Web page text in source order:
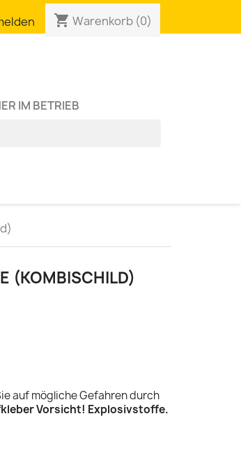
shopping_cart Warenkorb (0)
IM BETRIEB
(KOMBISCHILD)
auf mögliche Gefahren durch
Vorsicht! Explosivstoffe.